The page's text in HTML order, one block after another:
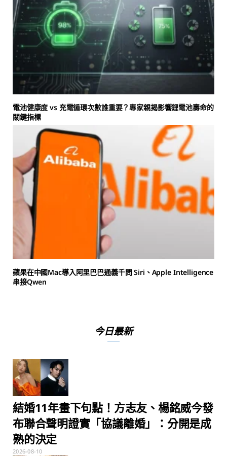
電池健康度 vs 充電循環次數誰重要？專家親揭影響鋰電池壽命的
關鍵指標
蘋果在中國Mac導入阿里巴巴通義千問 Siri、Apple Intelligence
串接Qwen
今日最新
結婚11年畫下句點！方志友、楊銘威今發
布聯合聲明證實「協議離婚」：分開是成
熟的決定
2026-08-10